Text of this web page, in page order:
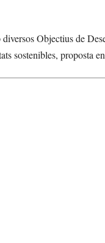
Objectius de
sostenibles, proposta